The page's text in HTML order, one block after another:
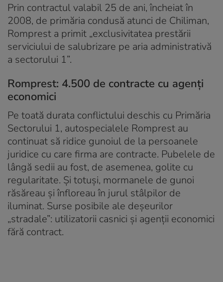
Prin contractul valabil 25 de ani, încheiat în
2008, de primăria condusă atunci de Chiliman,
Romprest a primit „exclusivitatea prestării
serviciului de salubrizare pe aria administrativă
a sectorului 1”.
Romprest: 4.500 de contracte cu agenți
economici
Pe toată durata conflictului deschis cu Primăria
Sectorului 1, autospecialele Romprest au
continuat să ridice gunoiul de la persoanele
juridice cu care firma are contracte. Pubelele de
lângă sedii au fost, de asemenea, golite cu
regularitate. Şi totuşi, mormanele de gunoi
răsăreau şi înfloreau în jurul stâlpilor de
iluminat. Surse posibile ale deşeurilor
„stradale”: utilizatorii casnici şi agenţii economici
fără contract.